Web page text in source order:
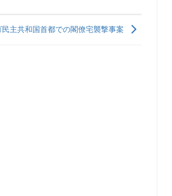
民主共和国首都での閣僚宅襲撃事案